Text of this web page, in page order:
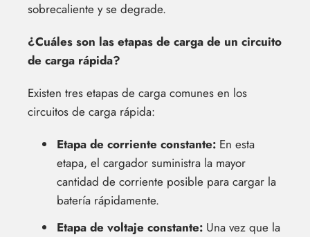
sobrecaliente y se degrade.
¿Cuáles son las etapas de carga de un circuito
de carga rápida?
Existen tres etapas de carga comunes en los
circuitos de carga rápida:
Etapa de corriente constante: En esta
etapa, el cargador suministra la mayor
cantidad de corriente posible para cargar la
batería rápidamente.
Etapa de voltaje constante: Una vez que la